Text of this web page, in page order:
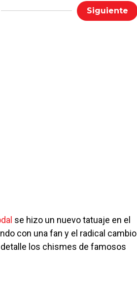
Siguiente
se hizo un nuevo tatuaje en el
con una fan y el radical cambio
los chismes de famosos